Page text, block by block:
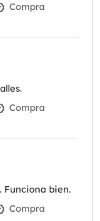
Compra
Compra
Funciona bien.
Compra